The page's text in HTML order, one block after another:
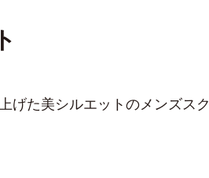
げた美シルエットのメンズスク